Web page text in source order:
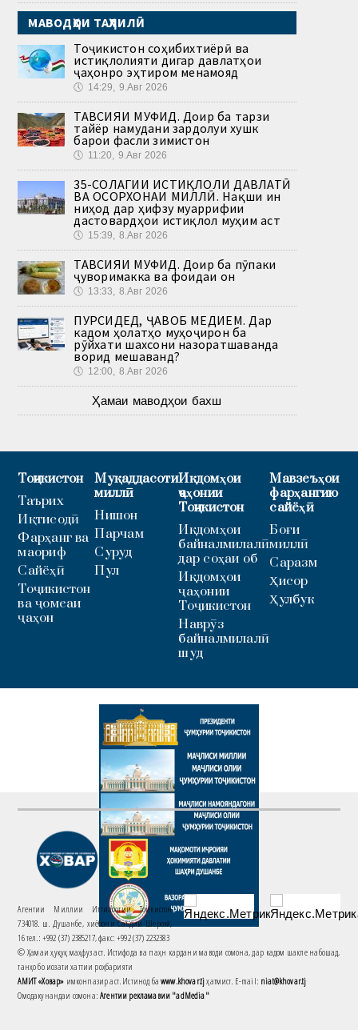
МАВОДҲОИ ТАҲЛИЛӢ
Тоҷикистон соҳибихтиёрӣ ва
истиқлолияти дигар давлатҳои
ҷаҳонро эҳтиром менамояд
🕔 14:29, 9.Авг 2026
ТАВСИЯИ МУФИД. Доир ба тарзи
тайёр намудани зардолуи хушк
барои фасли зимистон
🕔 11:20, 9.Авг 2026
35-СОЛАГИИ ИСТИҚЛОЛИ ДАВЛАТӢ
ВА ОСОРХОНАИ МИЛЛӢ. Нақши ин
ниҳод дар ҳифзу муаррифии
дастовардҳои истиқлол муҳим аст
🕔 15:39, 8.Авг 2026
ТАВСИЯИ МУФИД. Доир ба пӯпаки
ҷуворимакка ва фоидаи он
🕔 13:33, 8.Авг 2026
ПУРСИДЕД, ҶАВОБ МЕДИҲЕМ. Дар
кадом ҳолатҳо муҳоҷирон ба
рӯйхати шахсони назоратшаванда
ворид мешаванд?
🕔 12:00, 8.Авг 2026
Ҳамаи маводҳои бахш
Тоҷикистон
Таърих
Иқтисодӣ
Фарҳанг ва
маориф
Сайёҳӣ
Тоҷикистон
ва ҷомеаи
ҷаҳон
Муқаддасоти
миллӣ
Нишон
Парчам
Суруд
Пул
Иқдомҳои
ҷаҳонии
Тоҷикистон
Иқдомҳои
байналмилалӣ
дар соҳаи об
Иқдомҳои
ҷаҳонии
Тоҷикистон
Наврӯз
байналмилалӣ
шуд
Мавзеъҳои
фарҳангию
сайёҳӣ
Боғи
миллӣ
Саразм
Ҳисор
Ҳулбук
Агентии Миллии Иттилоотии Тоҷикистон
734018. ш. Душанбе, хиёбони Саъдии Шерозӣ,
16 тел.: +992 (37) 2385217, факс: +992 (37) 2232383
© Ҳамаи ҳуқуқ маҳфуз аст. Истифода ва паҳн кардани маводи сомона, дар кадом шакле набошад,
танҳо бо иҷозати хаттии роҳбарияти
АМИТ «Ховар» имконпазир аст. Истинод баwww.khovar.tjҳатмист. E-mail: niat@khovar.tj
Омодакунандаи сомона:Агентии рекламавии "adMedia"